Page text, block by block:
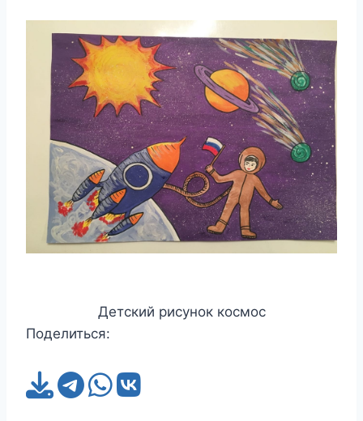
Детский рисунок космос
Поделиться: